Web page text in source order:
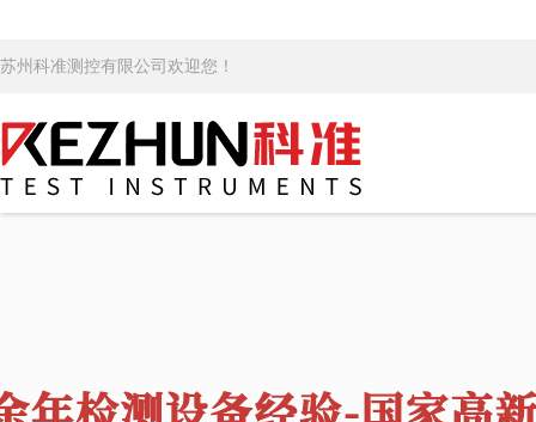
苏州科准测控有限公司欢迎您！